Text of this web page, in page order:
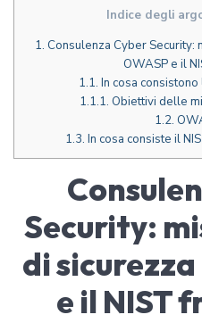
Indice degli
1. Consulenza Cyber Security:
OWASP e il
1.1. In cosa
1.1.1. Obiettivi delle
1.2.
1.3. In cosa consiste il
Security:
di sicurezza
e il NIST